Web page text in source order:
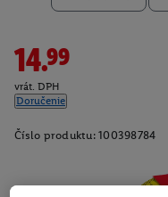
14.99
vrát. DPH
Doručenie
Číslo produktu: 100398784